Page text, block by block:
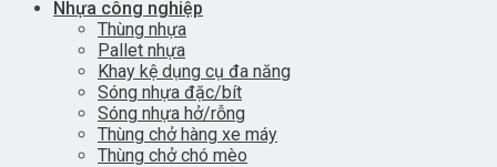
Nhựa công nghiệp
Thùng nhựa
Pallet nhựa
Khay kệ dụng cụ đa năng
Sóng nhựa đặc/bít
Sóng nhựa hở/rỗng
Thùng chở hàng xe máy
Thùng chở chó mèo